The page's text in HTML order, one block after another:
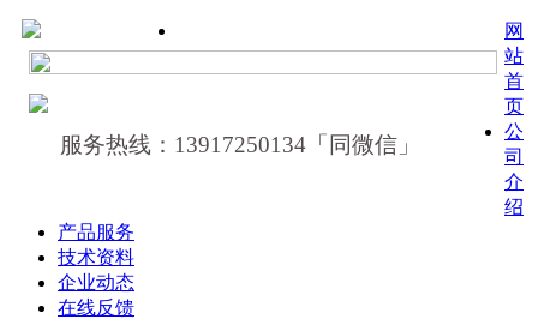
服务热线：13917250134「同微信」
网
站
首
页
公
司
介
绍
产品服务
技术资料
企业动态
在线反馈